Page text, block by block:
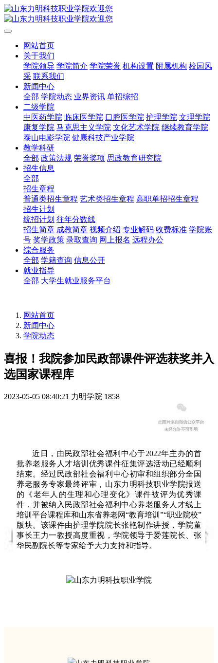
网站首页
关于我们
学院领导 学院简介 学院荣誉 机构设置 附属机构 校园风
采 联系我们
新闻中心
全部 学院动态 业界资讯 单招综招
二级学院
中医药学院 临床医学院 口腔医学院 护理学院 文理学院
康复学院 马克思主义学院 文化艺术学院 继续教育学院
泰山电影学院 健康科技产业学院
教学科研
全部 政策法规 荣誉奖项 思政教育研究院
招生信息
全部
招生章程
普通类招生章程 艺术类招生章程 高职单招招生章程
招生计划
统招计划 往年分数线
招生简章 成教简章 视频介绍 专业解码 收费标准 学院账
号 奖学政策 录取查询 网上报名 远程办公
综合服务
全部 学籍查询 信息公开
就业指导
全部 大学生就业服务平台
网站首页
新闻中心
学院动态
喜报！我院参加民政部课件评选获奖并入
选国家课程库
2023-05-05 08:40:21 力明学院 1858
近日，由民政部社会福利中心于2022年主办的首
批养老服务人才培训优秀课件征集评选活动已经顺利
结束。经过民政部社会福利中心初审和组织部分全国
养老服务专家最终评审，山东力明科技职业学院报送
的《老年人的生理和心理变化》课件被评为优秀课
件，并被纳入民政部社会福利中心养老服务人才线上
培训平台课程库和山东省养老网“教育培训”“职业院校”
版块。该课件由护理学院院长张艳制作讲授，学院董
事长王力一教授高度重视，学院领导于爱莲院长、张
华民副院长等专家给予大力支持和指导。